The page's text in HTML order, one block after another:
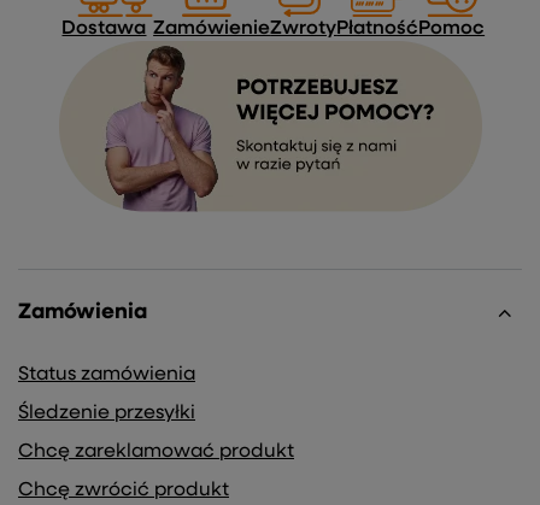
Dostawa ZamówienieZwrotyPłatnośćPomoc
Zamówienia
Status zamówienia
Śledzenie przesyłki
Chcę zareklamować produkt
Chcę zwrócić produkt